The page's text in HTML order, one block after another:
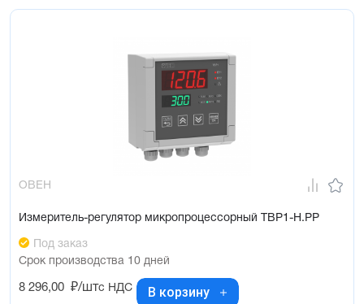
ОВЕН
Измеритель-регулятор микропроцессорный ТВР1-Н.РР
Под заказ
Срок производства 10 дней
8 296,00 ₽/штс НДС В корзину